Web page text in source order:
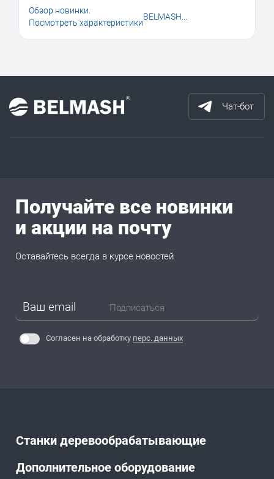
Обзор новинки.
Посмотреть характеристики
BELMASH...
Чат-бот
Станки деревообрабатывающие
Дополнительное оборудование
Получайте все новинки
и акции на почту
Оставайтесь всегда в курсе новостей
Подписаться
Согласен на обработку перс. данных